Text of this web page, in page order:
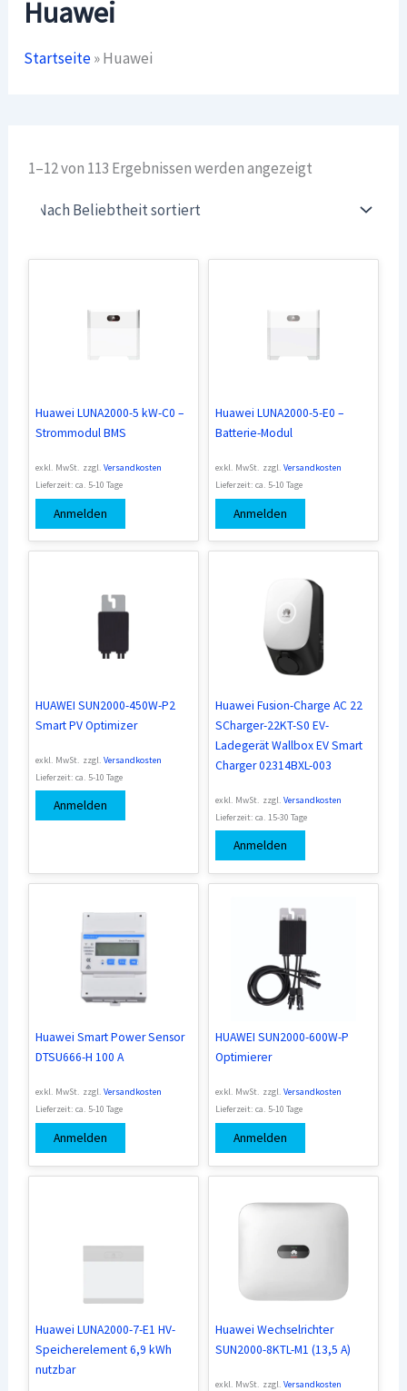
Huawei
Startseite»Huawei
1–12 von 113 Ergebnissen werden angezeigt
Huawei LUNA2000-5 kW-C0 –
Strommodul BMS
exkl. MwSt. zzgl.Versandkosten
Lieferzeit:ca. 5-10 Tage
Anmelden
Huawei LUNA2000-5-E0 –
Batterie-Modul
exkl. MwSt. zzgl. Versandkosten
Lieferzeit: ca. 5-10 Tage
Anmelden
HUAWEI SUN2000-450W-P2
Smart PV Optimizer
exkl. MwSt. zzgl.Versandkosten
Lieferzeit:ca. 5-10 Tage
Anmelden
Huawei Fusion-Charge AC 22
SCharger-22KT-S0 EV-
Ladegerät Wallbox EV Smart
Charger 02314BXL-003
exkl. MwSt. zzgl. Versandkosten
Lieferzeit: ca. 15-30 Tage
Anmelden
Huawei Smart Power Sensor
DTSU666-H 100 A
exkl. MwSt. zzgl.Versandkosten
Lieferzeit:ca. 5-10 Tage
Anmelden
HUAWEI SUN2000-600W-P
Optimierer
exkl. MwSt. zzgl. Versandkosten
Lieferzeit: ca. 5-10 Tage
Anmelden
Huawei LUNA2000-7-E1 HV-
Speicherelement 6,9 kWh
nutzbar
Huawei Wechselrichter
SUN2000-8KTL-M1 (13,5 A)
exkl. MwSt. zzgl. Versandkosten